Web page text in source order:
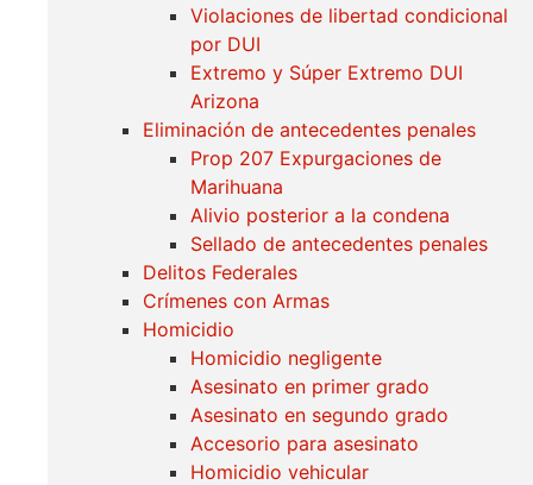
Violaciones de libertad condicional
por DUI
Extremo y Súper Extremo DUI
Arizona
Eliminación de antecedentes penales
Prop 207 Expurgaciones de
Marihuana
Alivio posterior a la condena
Sellado de antecedentes penales
Delitos Federales
Crímenes con Armas
Homicidio
Homicidio negligente
Asesinato en primer grado
Asesinato en segundo grado
Accesorio para asesinato
Homicidio vehicular